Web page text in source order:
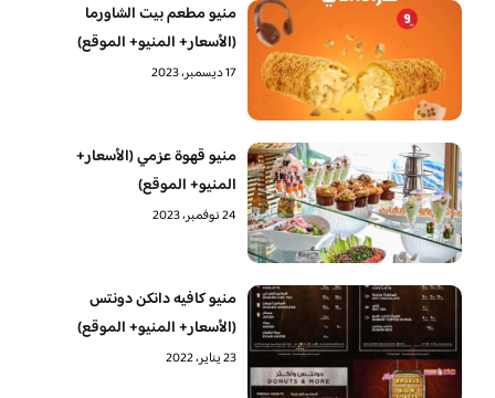
منيو مطعم بيت الشاورما
(الأسعار+ المنيو+ الموقع)
17 ديسمبر، 2023
منيو قهوة عزمي (الأسعار+
المنيو+ الموقع)
24 نوفمبر، 2023
منيو كافيه دانكن دونتس
(الأسعار+ المنيو+ الموقع)
23 يناير، 2022